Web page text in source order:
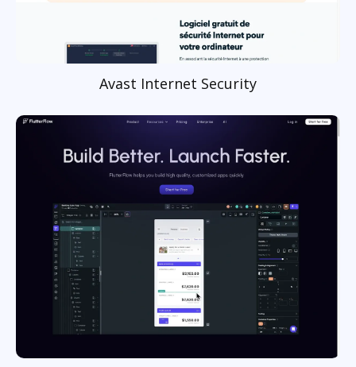
Avast Internet Security